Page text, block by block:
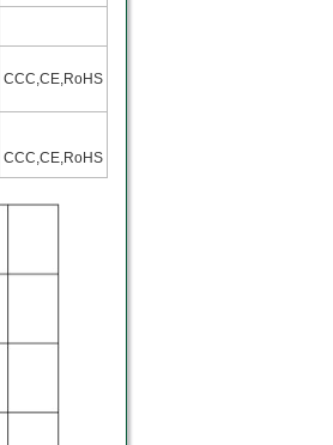
CCC,CE,RoHS
CCC,CE,RoHS